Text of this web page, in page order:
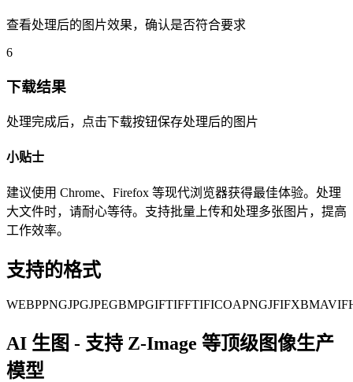
查看处理后的图片效果，确认是否符合要求
6
下载结果
处理完成后，点击下载按钮保存处理后的图片
小贴士
建议使用 Chrome、Firefox 等现代浏览器获得最佳体验。处理
大文件时，请耐心等待。支持批量上传和处理多张图片，提高
工作效率。
支持的格式
WEBPPNGJPGJPEGBMPGIFTIFFTIFICOAPNGJFIFXBMAVIF
AI 生图 - 支持 Z-Image 等顶级图像生产
模型